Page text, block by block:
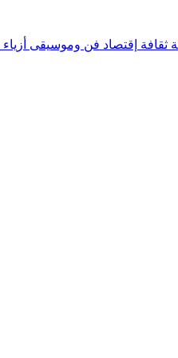
ثقافة إقتصاد فن وموسيقى أزياء